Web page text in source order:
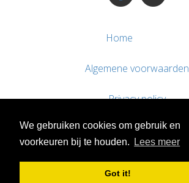
We gebruiken cookies om gebruik en
voorkeuren bij te houden.
Lees meer
Got it!
Home
Algemene voorwaarden
Privacy policy
Contact / Support